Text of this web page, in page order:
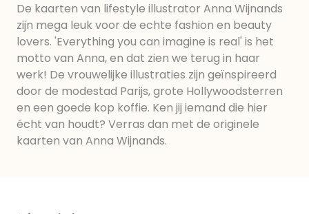
De kaarten van lifestyle illustrator Anna Wijnands
zijn mega leuk voor de echte fashion en beauty
lovers. 'Everything you can imagine is real' is het
motto van Anna, en dat zien we terug in haar
werk! De vrouwelijke illustraties zijn geïnspireerd
door de modestad Parijs, grote Hollywoodsterren
en een goede kop koffie. Ken jij iemand die hier
écht van houdt? Verras dan met de originele
kaarten van Anna Wijnands.